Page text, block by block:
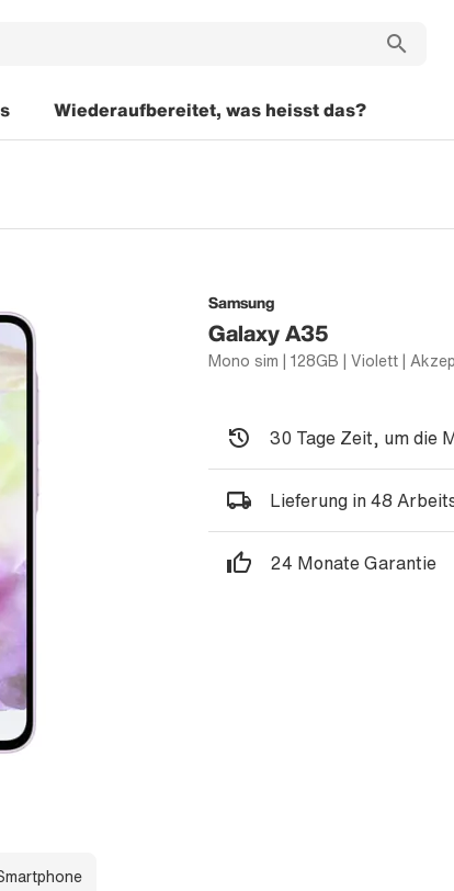
Wiederaufbereitet, was heisst das?
Samsung
Galaxy A35
30 Tage Zeit, um die
Lieferung in 48
24 Monate Garantie